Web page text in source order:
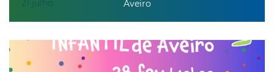
21 julho Aveiro